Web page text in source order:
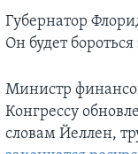
Губернатор
Он будет
Министр
Конгрессу
словам Йеллен,